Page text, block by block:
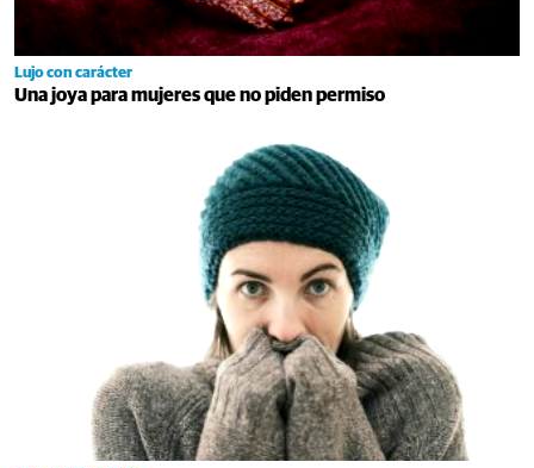
Lujo con carácter
Una joya para mujeres que no piden permiso